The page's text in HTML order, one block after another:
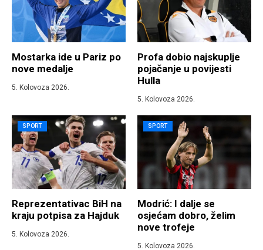
Mostarka ide u Pariz po
nove medalje
5. Kolovoza 2026.
Profa dobio najskuplje
pojačanje u povijesti
Hulla
5. Kolovoza 2026.
SPORT
Reprezentativac BiH na
kraju potpisa za Hajduk
5. Kolovoza 2026.
SPORT
Modrić: I dalje se
osjećam dobro, želim
nove trofeje
5. Kolovoza 2026.